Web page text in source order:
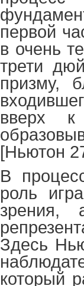
первой
в очень
трети
призму,
вверх к
[Ньютон
В
роль
зрения,
Здесь
который